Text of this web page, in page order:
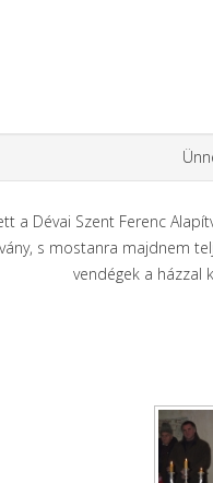
a Dévai Szent Ferenc
s mostanra majdnem
vendégek a házzal